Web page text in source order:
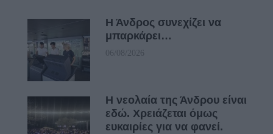
Η Άνδρος συνεχίζει να
μπαρκάρει…
06/08/2026
Η νεολαία της Άνδρου είναι
εδώ. Χρειάζεται όμως
ευκαιρίες για να φανεί.